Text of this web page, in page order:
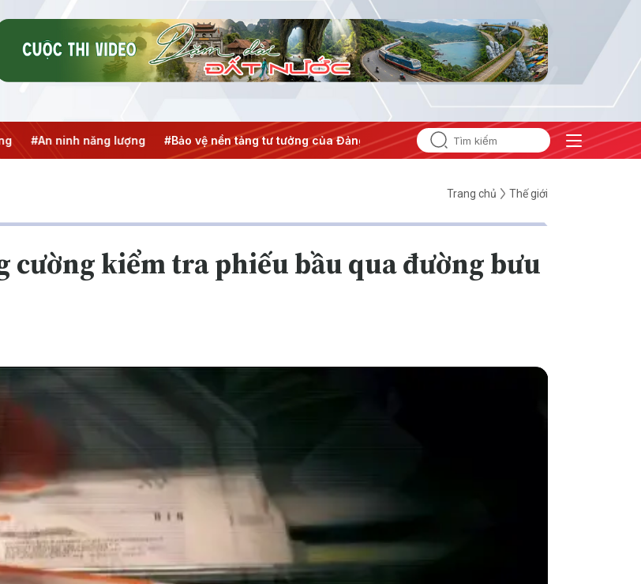
năng lượng #Bảo vệ nền tảng tư tưởng của Đảng #Hội nghị Trung ương 3
Trang chủ Thế giới
cường kiểm tra phiếu bầu qua đường bưu